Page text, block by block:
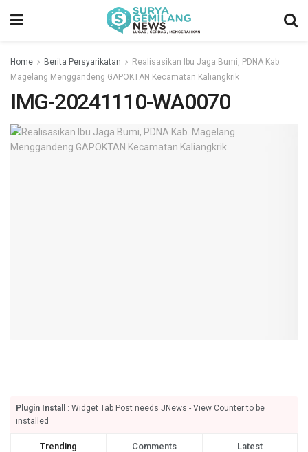
Home Berita Persyarikatan
Realisasikan Ibu Jaga Bumi, PDNA Kab.
Magelang Menggandeng GAPOKTAN Kecamatan Kaliangkrik
IMG-20241110-WA0070
Plugin Install
: Widget Tab Post needs JNews - View Counter to be
installed
Trending Comments Latest